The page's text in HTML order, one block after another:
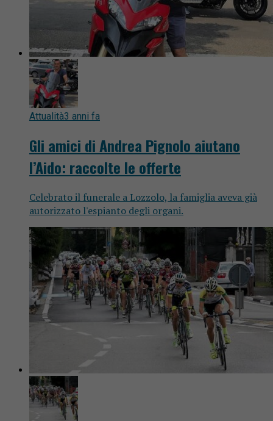
Attualità3 anni fa
Gli amici di Andrea Pignolo aiutano
l’Aido: raccolte le offerte
Celebrato il funerale a Lozzolo, la famiglia aveva già
autorizzato l'espianto degli organi.